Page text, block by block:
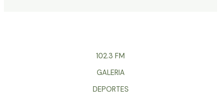
102.3 FM
GALERIA
DEPORTES